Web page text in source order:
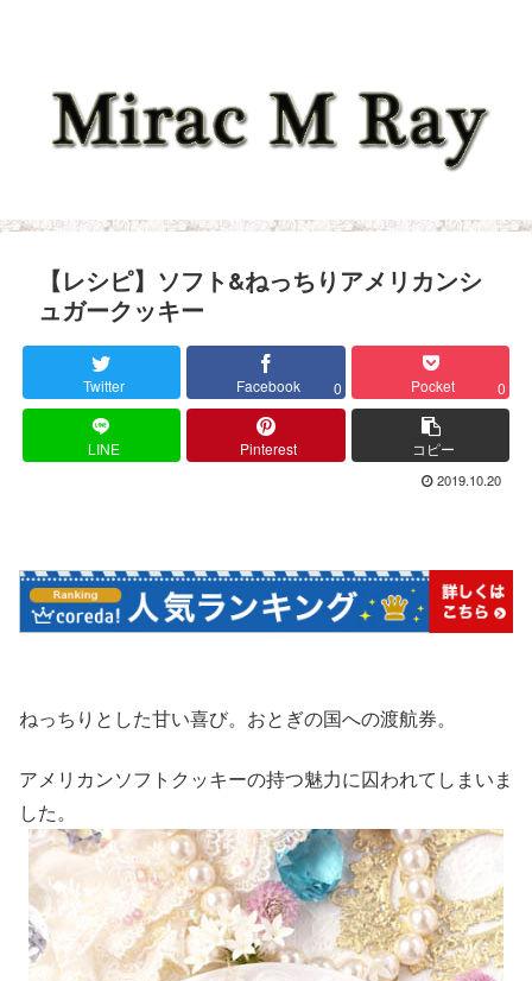
【レシピ】ソフト&ねっちりアメリカンシ
ュガークッキー
Twitter Facebook 0 Pocket 0
LINE Pinterest コピー
2019.10.20
ねっちりとした甘い喜び。おとぎの国への渡航券。
アメリカンソフトクッキーの持つ魅力に囚われてしまいま
した。